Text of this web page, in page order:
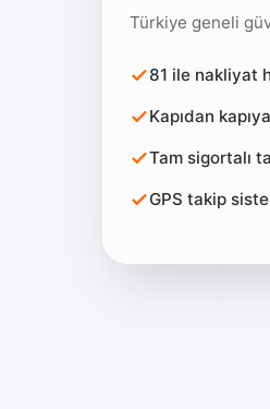
Türkiye geneli
81 ile nakliyat
Kapıdan
Tam sigortalı
GPS takip